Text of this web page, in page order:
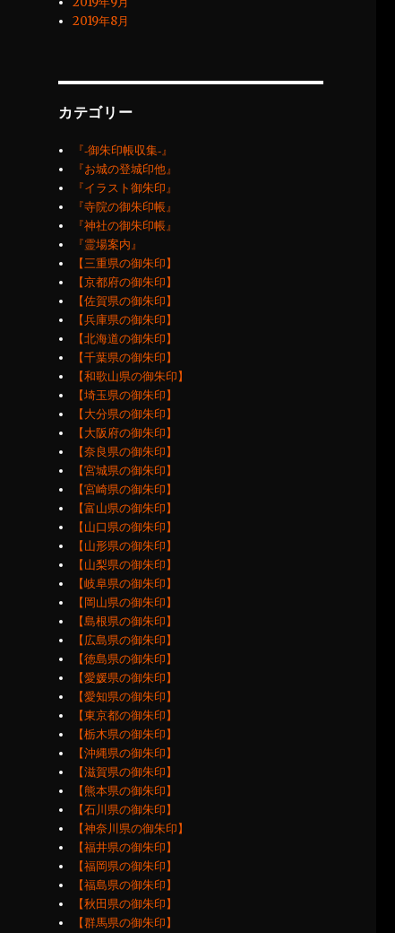
2019年8月
カテゴリー
『‐御朱印帳収集‐』
『お城の登城印他』
『イラスト御朱印』
『寺院の御朱印帳』
『神社の御朱印帳』
『霊場案内』
【三重県の御朱印】
【京都府の御朱印】
【佐賀県の御朱印】
【兵庫県の御朱印】
【北海道の御朱印】
【千葉県の御朱印】
【和歌山県の御朱印】
【埼玉県の御朱印】
【大分県の御朱印】
【大阪府の御朱印】
【奈良県の御朱印】
【宮城県の御朱印】
【宮崎県の御朱印】
【富山県の御朱印】
【山口県の御朱印】
【山形県の御朱印】
【山梨県の御朱印】
【岐阜県の御朱印】
【岡山県の御朱印】
【島根県の御朱印】
【広島県の御朱印】
【徳島県の御朱印】
【愛媛県の御朱印】
【愛知県の御朱印】
【東京都の御朱印】
【栃木県の御朱印】
【沖縄県の御朱印】
【滋賀県の御朱印】
【熊本県の御朱印】
【石川県の御朱印】
【神奈川県の御朱印】
【福井県の御朱印】
【福岡県の御朱印】
【福島県の御朱印】
【秋田県の御朱印】
【群馬県の御朱印】